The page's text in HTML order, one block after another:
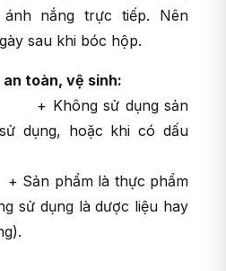
nắng trực tiếp. Nên
sau khi bóc hộp.
toàn, vệ sinh:
dụng sản
dụng, hoặc khi có dấu
là thực phẩm
sử dụng là dược liệu hay